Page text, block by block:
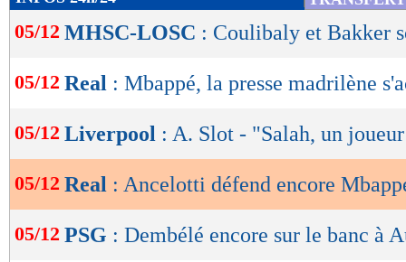
de
lecture
OK
05/12 MHSC-LOSC : Coulibaly et Bakker
05/12 Real : Mbappé, la presse madrilène
05/12 Liverpool : A. Slot - "Salah, un
05/12 Real : Ancelotti défend encore
05/12 PSG : Dembélé encore sur le banc à